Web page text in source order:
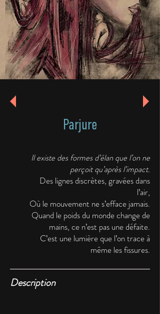
Parjure
Il existe des formes d’élan que l’on ne
perçoit qu’après l’impact.
Des lignes discrètes, gravées dans
l’air,
Où le mouvement ne s’efface jamais.
Quand le poids du monde change de
mains, ce n’est pas une défaite.
C’est une lumière que l’on trace à
même les fissures.
Description